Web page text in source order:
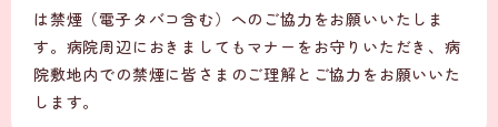
は禁煙（電子タバコ含む）へのご協力をお願いいたしま
す。病院周辺におきましてもマナーをお守りいただき、病
院敷地内での禁煙に皆さまのご理解とご協力をお願いいた
します。